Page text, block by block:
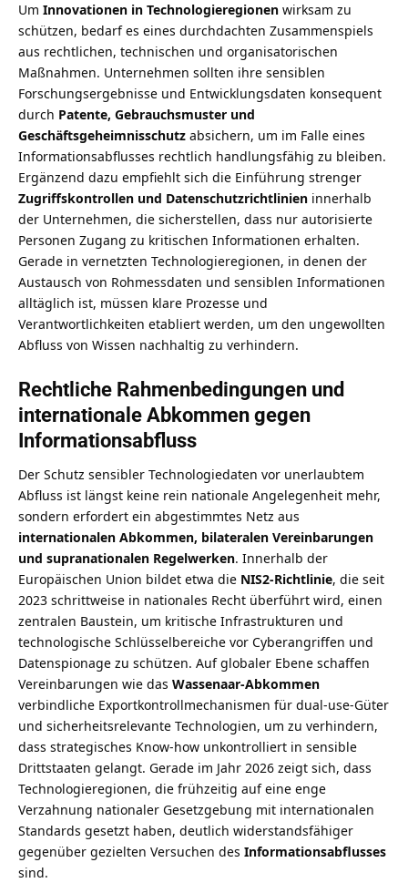
Um Innovationen in Technologieregionen wirksam zu
schützen, bedarf es eines durchdachten Zusammenspiels
aus rechtlichen, technischen und organisatorischen
Maßnahmen. Unternehmen sollten ihre sensiblen
Forschungsergebnisse und Entwicklungsdaten konsequent
durch Patente, Gebrauchsmuster und
Geschäftsgeheimnisschutz absichern, um im Falle eines
Informationsabflusses rechtlich handlungsfähig zu bleiben.
Ergänzend dazu empfiehlt sich die Einführung strenger
Zugriffskontrollen und Datenschutzrichtlinien innerhalb
der Unternehmen, die sicherstellen, dass nur autorisierte
Personen Zugang zu kritischen Informationen erhalten.
Gerade in vernetzten Technologieregionen, in denen der
Austausch von Rohmessdaten und sensiblen Informationen
alltäglich ist, müssen klare Prozesse und
Verantwortlichkeiten etabliert werden, um den ungewollten
Abfluss von Wissen nachhaltig zu verhindern.
Rechtliche Rahmenbedingungen und
internationale Abkommen gegen
Informationsabfluss
Der Schutz sensibler Technologiedaten vor unerlaubtem
Abfluss ist längst keine rein nationale Angelegenheit mehr,
sondern erfordert ein abgestimmtes Netz aus
internationalen Abkommen, bilateralen Vereinbarungen
und supranationalen Regelwerken. Innerhalb der
Europäischen Union bildet etwa die NIS2-Richtlinie, die seit
2023 schrittweise in nationales Recht überführt wird, einen
zentralen Baustein, um kritische Infrastrukturen und
technologische Schlüsselbereiche vor Cyberangriffen und
Datenspionage zu schützen. Auf globaler Ebene schaffen
Vereinbarungen wie das Wassenaar-Abkommen
verbindliche Exportkontrollmechanismen für dual-use-Güter
und sicherheitsrelevante Technologien, um zu verhindern,
dass strategisches Know-how unkontrolliert in sensible
Drittstaaten gelangt. Gerade im Jahr 2026 zeigt sich, dass
Technologieregionen, die frühzeitig auf eine enge
Verzahnung nationaler Gesetzgebung mit internationalen
Standards gesetzt haben, deutlich widerstandsfähiger
gegenüber gezielten Versuchen des Informationsabflusses
sind.